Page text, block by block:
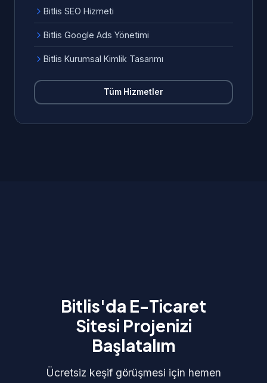
Bitlis SEO Hizmeti
Bitlis Google Ads Yönetimi
Bitlis Kurumsal Kimlik Tasarımı
Tüm Hizmetler
Bitlis'da E-Ticaret
Sitesi Projenizi
Başlatalım
Ücretsiz keşif görüşmesi için hemen